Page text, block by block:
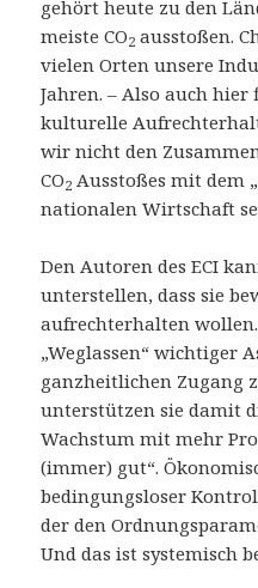
gehört heute zu den
meiste CO2 ausstoßen.
vielen Orten unsere
Jahren. – Also auch
kulturelle
wir nicht den
CO2 Ausstoßes mit dem
nationalen Wirtschaft
Den Autoren des ECI
unterstellen, dass sie
aufrechterhalten
„Weglassen“ wichtiger
ganzheitlichen Zugang
unterstützen sie damit
Wachstum mit mehr
(immer) gut“.
bedingungsloser
der den
Und das ist systemisch